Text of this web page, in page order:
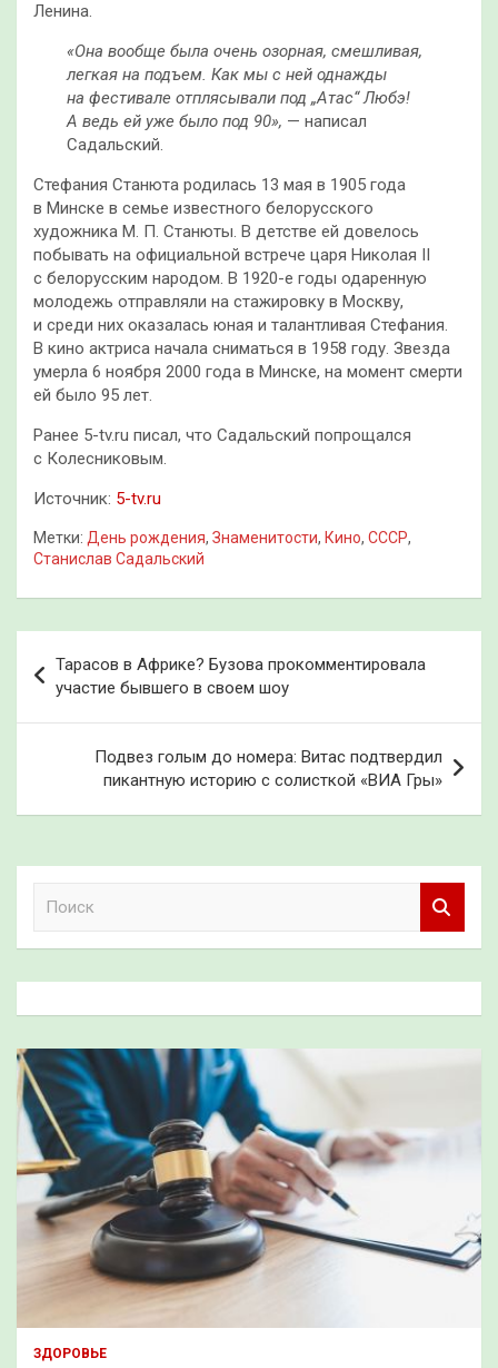
Ленина.
«Она вообще была очень озорная, смешливая,
легкая на подъем. Как мы с ней однажды
на фестивале отплясывали под „Атас“ Любэ!
А ведь ей уже было под 90», — написал
Садальский.
Стефания Станюта родилась 13 мая в 1905 года
в Минске в семье известного белорусского
художника М. П. Станюты. В детстве ей довелось
побывать на официальной встрече царя Николая II
с белорусским народом. В 1920-е годы одаренную
молодежь отправляли на стажировку в Москву,
и среди них оказалась юная и талантливая Стефания.
В кино актриса начала сниматься в 1958 году. Звезда
умерла 6 ноября 2000 года в Минске, на момент смерти
ей было 95 лет.
Ранее 5-tv.ru писал, что Садальский попрощался
с Колесниковым.
Источник: 5-tv.ru
Метки: День рождения, Знаменитости, Кино, СССР,
Станислав Садальский
по
записям
Тарасов в Африке? Бузова прокомментировала
участие бывшего в своем шоу
Подвез голым до номера: Витас подтвердил
пикантную историю с солисткой «ВИА Гры»
к
ЗДОРОВЬЕ